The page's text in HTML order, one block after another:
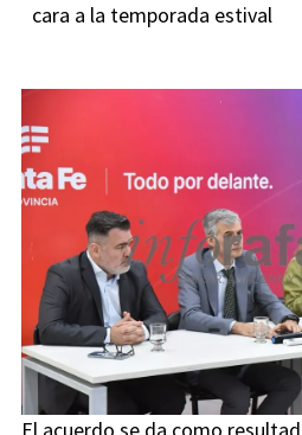
cara a la temporada estival
El acuerdo se da como